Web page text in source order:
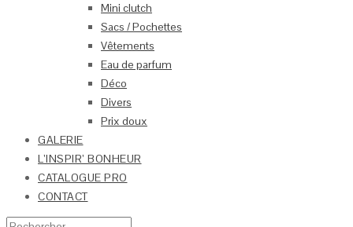
Mini clutch
Sacs / Pochettes
Vêtements
Eau de parfum
Déco
Divers
Prix doux
GALERIE
L’INSPIR’ BONHEUR
CATALOGUE PRO
CONTACT